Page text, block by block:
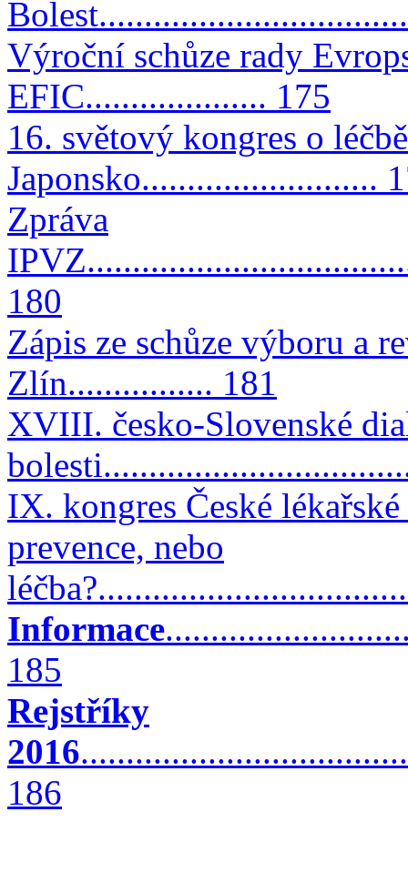
Výroční schůze rady
EFIC.................... 175
16. světový kongres o
Japonsko..........................
Zpráva
180
Zápis ze schůze výboru a
Zlín................ 181
XVIII. česko-Slovenské
IX. kongres České
prevence, nebo
Informace
185
Rejstříky
2016
186